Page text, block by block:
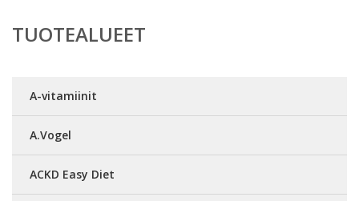
TUOTEALUEET
A-vitamiinit
A.Vogel
ACKD Easy Diet